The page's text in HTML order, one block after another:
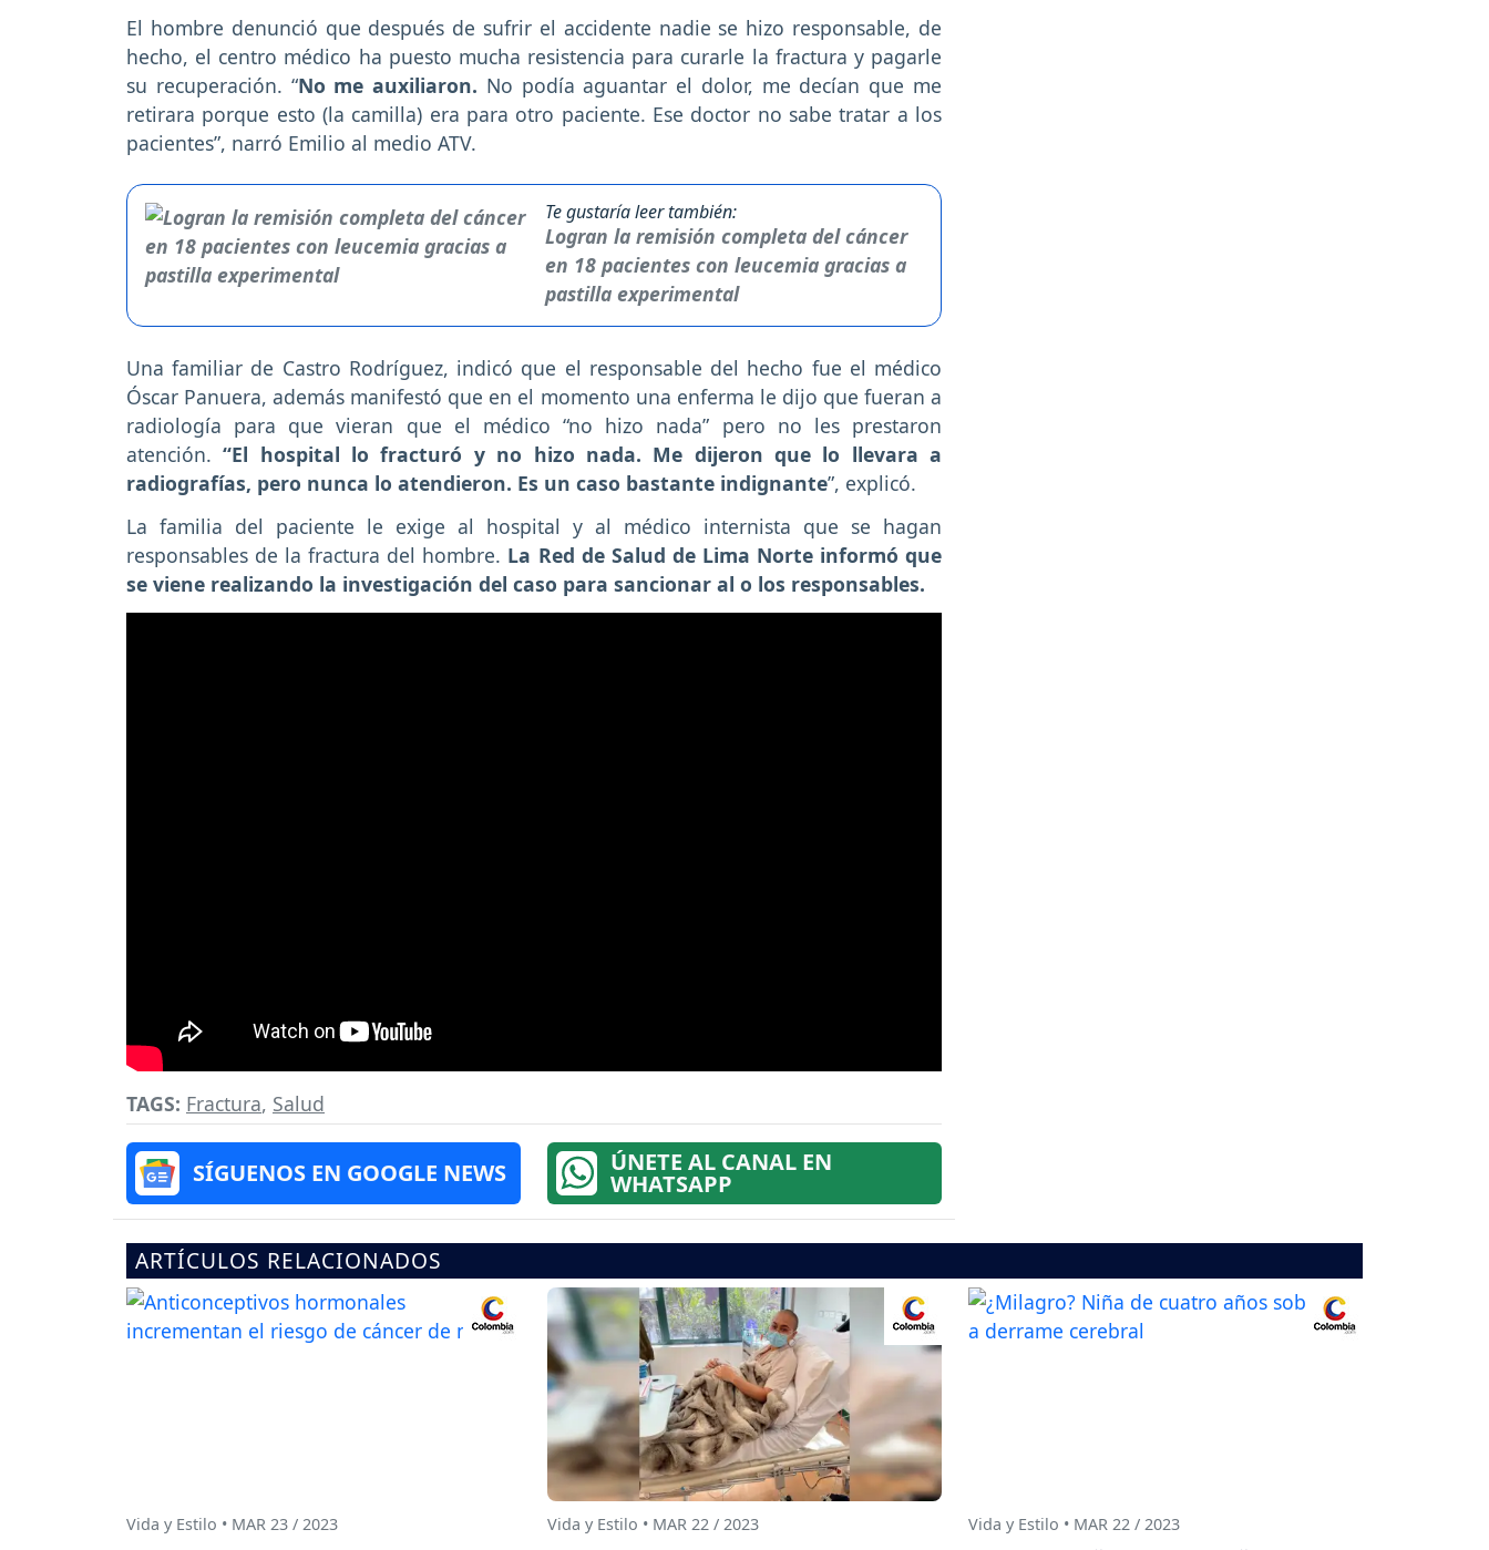
El hombre denunció que después de sufrir el accidente nadie se hizo responsable, de
hecho, el centro médico ha puesto mucha resistencia para curarle la fractura y pagarle
su recuperación. “No me auxiliaron. No podía aguantar el dolor, me decían que me
retirara porque esto (la camilla) era para otro paciente. Ese doctor no sabe tratar a los
pacientes”, narró Emilio al medio ATV.
Te gustaría leer también:
Logran la remisión completa del cáncer
en 18 pacientes con leucemia gracias a
pastilla experimental
Una familiar de Castro Rodríguez, indicó que el responsable del hecho fue el médico
Óscar Panuera, además manifestó que en el momento una enferma le dijo que fueran a
radiología para que vieran que el médico “no hizo nada” pero no les prestaron
atención.“El hospital lo fracturó y no hizo nada. Me dijeron que lo llevara a
radiografías, pero nunca lo atendieron. Es un caso bastante indignante”, explicó.
La familia del paciente le exige al hospital y al médico internista que se hagan
responsables de la fractura del hombre. La Red de Salud de Lima Norte informó que
se viene realizando la investigación del caso para sancionar al o los responsables.
TAGS: Fractura, Salud
SÍGUENOS EN GOOGLE NEWS ÚNETE AL CANAL EN
WHATSAPP
ARTÍCULOS RELACIONADOS
Vida y Estilo • MAR 23 / 2023 Vida y Estilo • MAR 22 / 2023 Vida y Estilo • MAR 22 / 2023